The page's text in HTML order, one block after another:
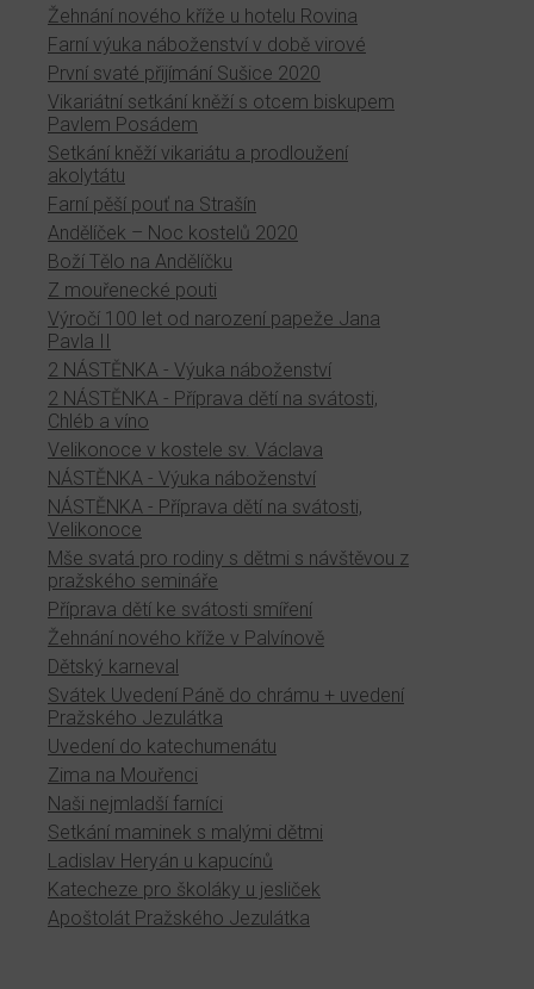
Žehnání nového kříže u hotelu Rovina
Farní výuka náboženství v době virové
První svaté přijímání Sušice 2020
Vikariátní setkání kněží s otcem biskupem
Pavlem Posádem
Setkání kněží vikariátu a prodloužení
akolytátu
Farní pěší pouť na Strašín
Andělíček – Noc kostelů 2020
Boží Tělo na Andělíčku
Z mouřenecké pouti
Výročí 100 let od narození papeže Jana
Pavla II
2 NÁSTĚNKA - Výuka náboženství
2 NÁSTĚNKA - Příprava dětí na svátosti,
Chléb a víno
Velikonoce v kostele sv. Václava
NÁSTĚNKA - Výuka náboženství
NÁSTĚNKA - Příprava dětí na svátosti,
Velikonoce
Mše svatá pro rodiny s dětmi s návštěvou z
pražského semináře
Příprava dětí ke svátosti smíření
Žehnání nového kříže v Palvínově
Dětský karneval
Svátek Uvedení Páně do chrámu + uvedení
Pražského Jezulátka
Uvedení do katechumenátu
Zima na Mouřenci
Naši nejmladší farníci
Setkání maminek s malými dětmi
Ladislav Heryán u kapucínů
Katecheze pro školáky u jesliček
Apoštolát Pražského Jezulátka